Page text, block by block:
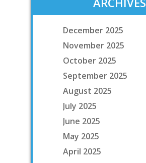
December 2025
November 2025
October 2025
September 2025
August 2025
July 2025
June 2025
May 2025
April 2025